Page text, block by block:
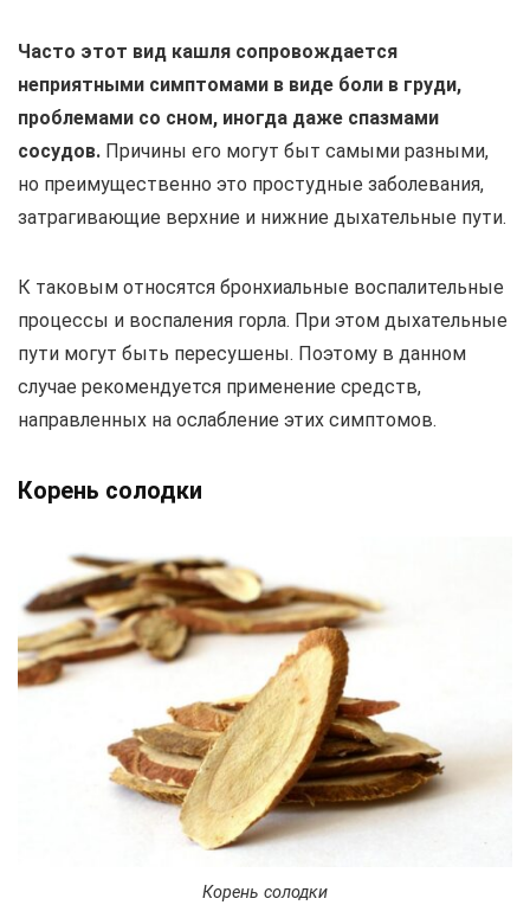
Часто этот вид кашля сопровождается
неприятными симптомами в виде боли в груди,
проблемами со сном, иногда даже спазмами
сосудов. Причины его могут быт самыми разными,
но преимущественно это простудные заболевания,
затрагивающие верхние и нижние дыхательные пути.
К таковым относятся бронхиальные воспалительные
процессы и воспаления горла. При этом дыхательные
пути могут быть пересушены. Поэтому в данном
случае рекомендуется применение средств,
направленных на ослабление этих симптомов.
Корень солодки
Корень солодки